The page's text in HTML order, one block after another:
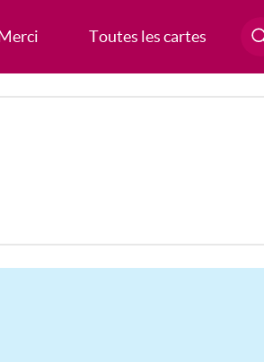
Toutes les cartes